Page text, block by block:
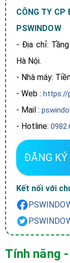
CÔNG TY CP
PSWINDOW
- Địa chỉ: Tầng
Hà Nội.
- Nhà máy:
- Web : https://
- Mail :
- Hotline:
ĐĂNG KÝ
Kết nối với
Tính năng